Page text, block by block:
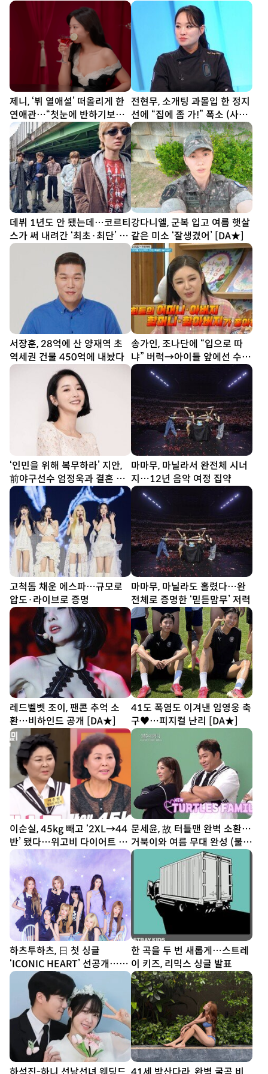
제니, ‘뷔 열애설’ 떠올리게 한
연애관…“첫눈에 반하기보다
친구부터” [SD톡톡]
전현무, 소개팅 과몰입 한 정지
선에 “집에 좀 가!” 폭소 (사당
귀)
데뷔 1년도 안 됐는데…코르티
스가 써 내려간 ‘최초·최단’ 기
록
강다니엘, 군복 입고 여름 햇살
같은 미소 ‘잘생겼어’ [DA★]
서장훈, 28억에 산 양재역 초
역세권 건물 450억에 내놨다
송가인, 조나단에 “입으로 따
냐” 버럭→아이들 앞에선 수줍
반전미 (제철리 마을회관)
‘인민을 위해 복무하라’ 지안,
前야구선수 엄정욱과 결혼 발
표
마마무, 마닐라서 완전체 시너
지…12년 음악 여정 집약
고척돔 채운 에스파…규모로
압도·라이브로 증명
마마무, 마닐라도 홀렸다…완
전체로 증명한 ‘믿듣맘무’ 저력
레드벨벳 조이, 팬콘 추억 소
환…비하인드 공개 [DA★]
41도 폭염도 이겨낸 임영웅 축
구♥…피지컬 난리 [DA★]
이순실, 45kg 빼고 ‘2XL→44
반’ 됐다…위고비 다이어트 결
문세윤, 故 터틀맨 완벽 소환…
거북이와 여름 무대 완성 (불후
의 명곡)
하츠투하츠, 日 첫 싱글
‘ICONIC HEART’ 선공개…짜
릿한 설렘 담았다
한 곡을 두 번 새롭게…스트레
이 키즈, 리믹스 싱글 발표